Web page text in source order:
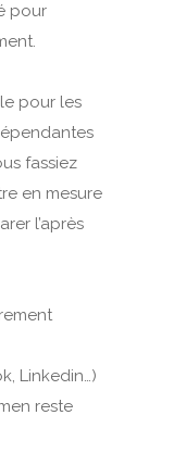
pour
pour les
fassiez
en mesure
l’après
Linkedin…)
reste